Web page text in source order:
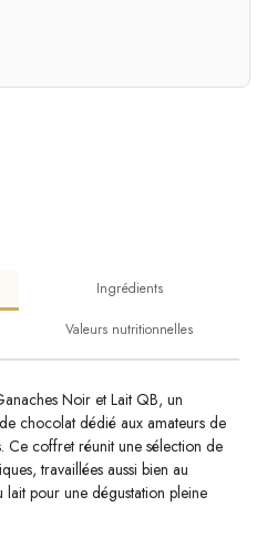
Ingrédients
Valeurs nutritionnelles
Noir et Lait QB, un
chocolat dédié aux amateurs de
Ce coffret réunit une sélection de
travaillées aussi bien au
pour une dégustation pleine